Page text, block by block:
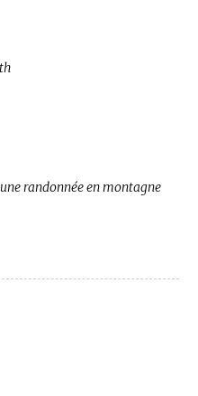
randonnée en montagne